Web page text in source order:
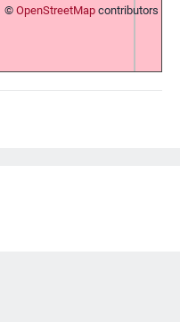
© OpenStreetMap contributors